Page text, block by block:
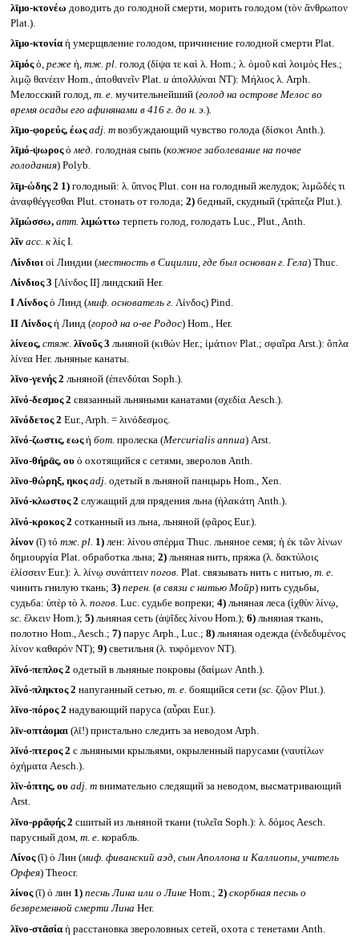
λῑμο-κτονέω доводить до голодной смерти, морить голодом (τὸν ἄνθρωπον
Plat.).
λῑμο-κτονία ἡ умерщвление голодом, причинение голодной смерти Plat.
λῑμόςὁ, режеἡ, тж. pl. голод (δίψα τε καὶ λ. Hom.; λ. ὁμοῦ καὶ λοιμός Hes.;
λιμῷ θανέειν Hom., ἀποθανεῖν Plat. и ἀπολλύναι NT): Μήλιος λ. Arph.
Мелосский голод, т. е. мучительнейший (голод на острове Мелос во
время осады его афинянами в 416 г. до н. э. ).
λῑμο-φορεύς, έως adj. mвозбуждающий чувство голода (δίσκοι Anth.).
λῑμό-ψωροςὁмед. голодная сыпь (кожное заболевание на почве
голодания) Polyb.
λῑμ-ώδης 2 1)голодный: λ. ὕπνος Plut. сон на голодный желудок; λιμῶδές τι
ἀναφθέγγεσθαι Plut. стонать от голода; 2)бедный, скудный (τράπεζα Plut.).
λῑμώσσω, атт. λιμώττω терпеть голод, голодать Luc., Plut., Anth.
λῖν acc. кλίς I.
Λίνδιοι οἱ Линдии (местность в Сицилии, где был основан г. Гела) Thuc.
Λίνδιος 3 [Λίνδος II] линдский Her.
I Λίνδοςὁ Линд (миф. основатель г. Λίνδος) Pind.
II Λίνδοςἡ Линд (город на о-ве Родос) Hom., Her.
λίνεος, стяж. λῐνοῦς 3 льняной (κιθών Her.; ἱμάτιον Plat.; σφαῖρα Arst.): ὅπλα
λίνεα Her. льняные канаты.
λῐνο-γενής 2 льняной (ἐπενδύται Soph.).
λῐνό-δεσμος 2 связанный льняными канатами (σχεδία Aesch.).
λῐνόδετος 2 Eur., Arph. = λινόδεσμος.
λῐνό-ζωστις, εωςἡ бот. пролеска (Mercurialis annua) Arst.
λῐνο-θήρᾱς, ουὁ охотящийся с сетями, зверолов Anth.
λῐνο-θώρηξ, ηκοςadj. одетый в льняной панцырь Hom., Xen.
λῐνό-κλωστος 2 служащий для прядения льна (ἠλακάτη Anth.).
λῐνό-κροκος 2 сотканный из льна, льняной (φᾶρος Eur.).
λίνον(ῐ) τό тж. pl. 1)лен: λίνου σπέρμα Thuc. льняное семя; ἡ ἐκ τῶν λίνων
δημιουργία Plat. обработка льна; 2)льняная нить, пряжа (λ. δακτύλοις
ἑλίσσειν Eur.): λ. λίνῳ συνάπτειν погов. Plat. связывать нить с нитью,т. е.
чинить гнилую ткань; 3) перен. (в связи с нитью Мойр) нить судьбы,
судьба: ὑπὲρ τὸ λ. погов. Luc. судьбе вопреки; 4)льняная леса (ἰχθὺν λίνῳ,
sc. ἕλκειν Hom.); 5)льняная сеть (ἁψῖδες λίνου Hom.); 6)льняная ткань,
полотно Hom., Aesch.; 7)парус Arph., Luc.; 8)льняная одежда (ἐνδεδυμένος
λίνον καθαρόν NT); 9)светильня (λ. τυφόμενον NT).
λῐνό-πεπλος 2 одетый в льняные покровы (δαίμων Anth.).
λῐνό-πληκτος 2 напуганный сетью, т. е. боящийся сети (sc. ζῷον Plut.).
λῐνο-πόρος 2 надувающий паруса (αὖραι Eur.).
λῑν-οπτάομαι (λῑ!) пристально следить за неводом Arph.
λῐνό-πτερος 2 с льняными крыльями, окрыленный парусами (ναυτίλων
ὀχήματα Aesch.).
λῐν-όπτης, ου adj. mвнимательно следящий за неводом, высматривающий
Arst.
λῐνο-ρρᾰφής 2 сшитый из льняной ткани (τυλεῖα Soph.): λ. δόμος Aesch.
парусный дом, т. е. корабль.
Λίνος(ῐ) ὁ Лин (миф. фиванский аэд, сын Аполлона и Каллиопы, учитель
Орфея) Theocr.
λίνος(ῐ) ὁ лин 1) песнь Лина или о ЛинеHom.; 2) скорбная песнь о
безвременной смерти Лина Her.
λῐνο-στᾰσία ἡ расстановка звероловных сетей, охота с тенетами Anth.